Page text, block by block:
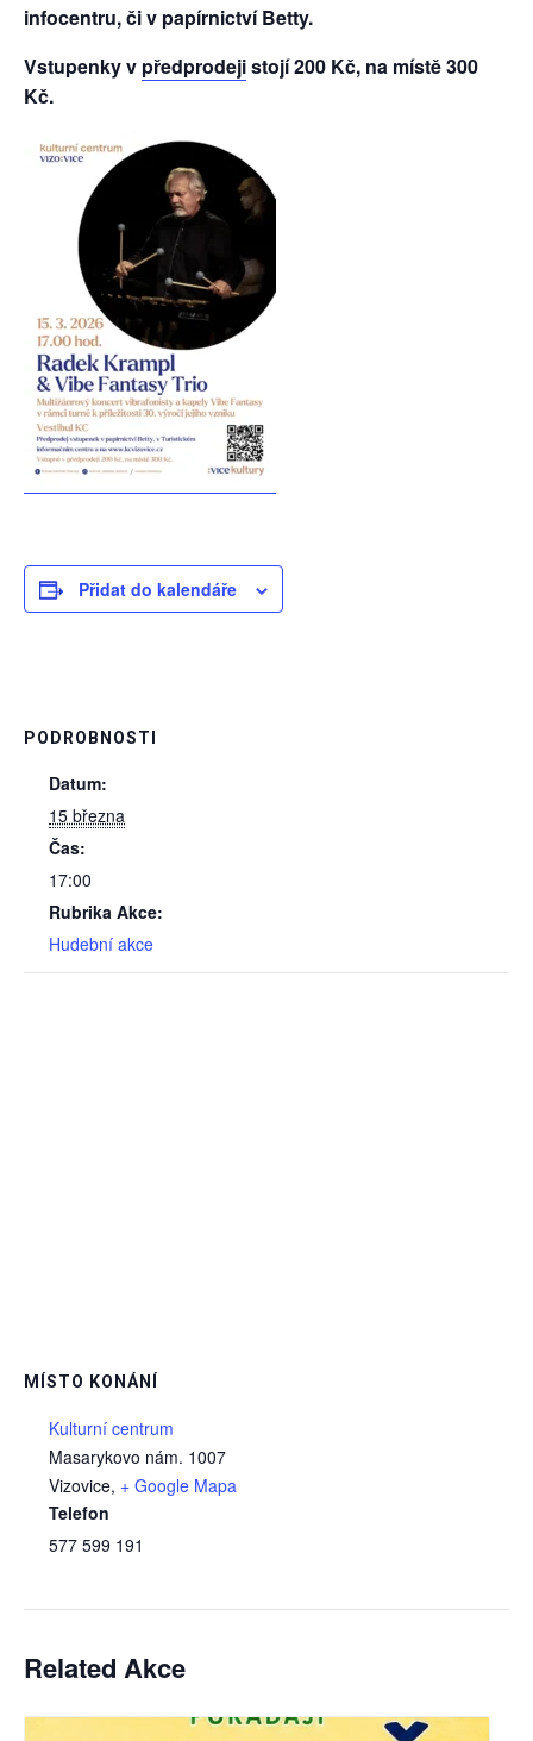
infocentru, či v papírnictví Betty.
Vstupenky v předprodejistojí 200 Kč, na místě 300
Kč.
Přidat do kalendáře
PODROBNOSTI
Datum:
15 března
Čas:
17:00
Rubrika Akce:
Hudební akce
MÍSTO KONÁNÍ
Kulturní centrum
Masarykovo nám. 1007
Vizovice, + Google Mapa
Telefon
577 599 191
Related Akce